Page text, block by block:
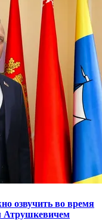
озвучить во время
Атрушкевичем